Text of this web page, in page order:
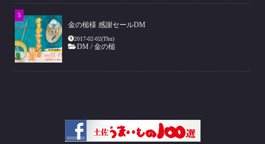
金の槌様 感謝セールDM
2017-02-02(Thu)
DM /金の槌